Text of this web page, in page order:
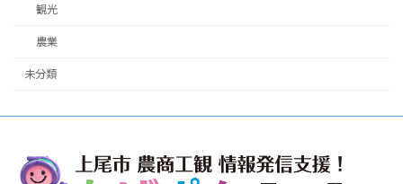
観光
農業
未分類